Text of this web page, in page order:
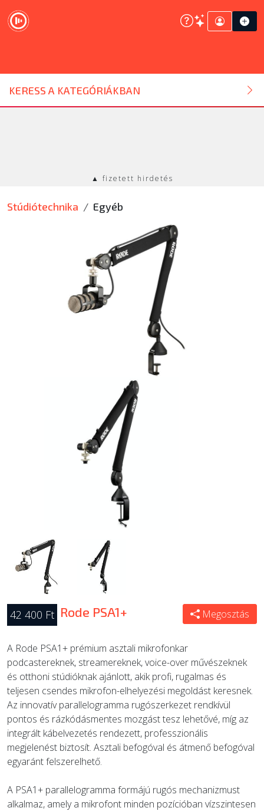
KERESS A KATEGÓRIÁKBAN
DJ ESZKÖZ
HANGTECHNIKA
▲ fizetett hirdetés
Stúdiótechnika Egyéb
42 400 Ft Rode PSA1+ Megosztás
A Rode PSA1+ prémium asztali mikrofonkar
podcastereknek, streamereknek, voice-over művészeknek
és otthoni stúdióknak ajánlott, akik profi, rugalmas és
teljesen csendes mikrofon-elhelyezési megoldást keresnek.
Az innovatív parallelogramma rugószerkezet rendkívül
pontos és rázkódásmentes mozgást tesz lehetővé, míg az
integrált kábelvezetés rendezett, professzionális
megjelenést biztosít. Asztali befogóval és átmenő befogóval
egyaránt felszerelhető.
A PSA1+ parallelogramma formájú rugós mechanizmust
alkalmaz, amely a mikrofont minden pozícióban vízszintesen